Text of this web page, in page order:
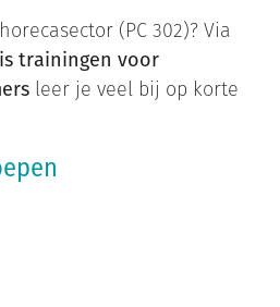
(PC 302)? Via
trainingen voor
leer je veel bij op korte